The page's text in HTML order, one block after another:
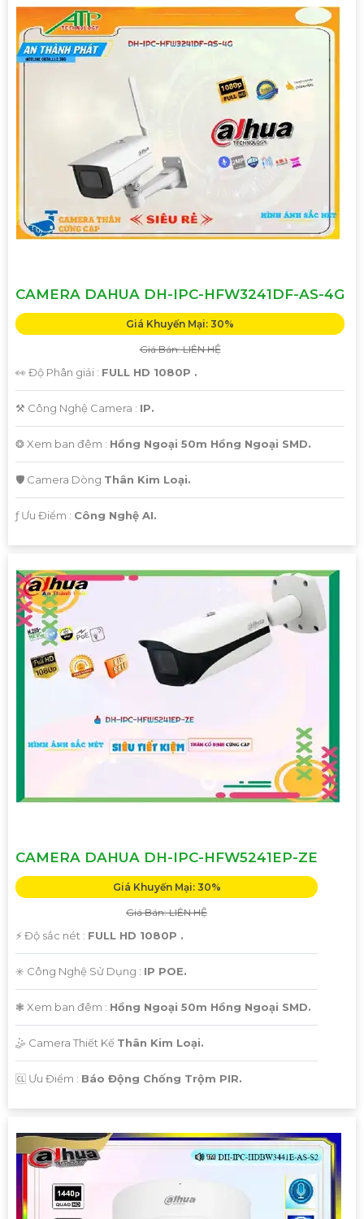
CAMERA DAHUA DH-IPC-HFW3241DF-AS-4G
Giá Khuyến Mại: 30%
Giá Bán: LIÊN HỆ
👀 Độ Phân giải : FULL HD 1080P .
⚒ Công Nghệ Camera : IP.
❂ Xem ban đêm : Hồng Ngoại 50m Hồng Ngoại SMD.
🛡 Camera Dòng Thân Kim Loại.
️ƒ Ưu Điểm : Công Nghệ AI.
CAMERA DAHUA DH-IPC-HFW5241EP-ZE
Giá Khuyến Mại: 30%
Giá Bán: LIÊN HỆ
️⚡ Độ sắc nét : FULL HD 1080P .
✳️ Công Nghệ Sử Dụng : IP POE.
❃ Xem ban đêm : Hồng Ngoại 50m Hồng Ngoại SMD.
🤹 Camera Thiết Kế Thân Kim Loại.
️🆑 Ưu Điểm : Báo Động Chống Trộm PIR.